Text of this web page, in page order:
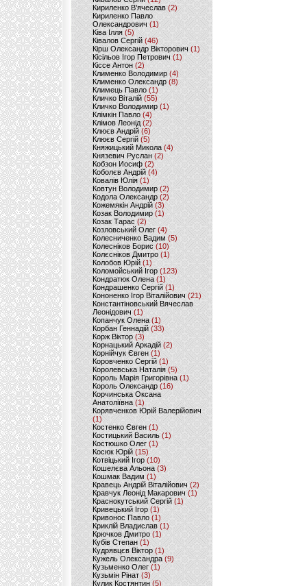
Кириленко В’ячеслав (2)
Кириленко Павло
Олександрович (1)
Ківа Ілля (5)
Ківалов Сергій(46)
Кірш Олександр Вікторович (1)
Кісільов Ігор Петрович (1)
Кіссе Антон (2)
Клименко Володимир(4)
Клименко Олександр (8)
Климець Павло (1)
Кличко Віталій(55)
Кличко Володимир (1)
Клімкін Павло (4)
Клімов Леонід(2)
Клюєв Андрій(6)
Клюєв Сергій (5)
Княжицький Микола(4)
Князевич Руслан (2)
Кобзон Иосиф(2)
Коболєв Андрій (4)
Ковалів Юлія(1)
Ковтун Володимир (2)
Кодола Олександр (2)
Кожемякін Андрій (3)
Козак Володимир (1)
Козак Тарас (2)
Козловський Олег(4)
Колесниченко Вадим (5)
Колесніков Борис (10)
Колєсніков Дмитро (1)
Колобов Юрій (1)
Коломойський Ігор (123)
Кондратюк Олена(1)
Кондрашенко Сергій (1)
Кононенко Ігор Віталійович (21)
Константіновський Вячеслав
Леонідович (1)
Копанчук Олена (1)
Корбан Геннадій (33)
Корж Віктор (3)
Корнацький Аркадій (2)
Корнійчук Євген (1)
Коровченко Сергій (1)
Королевська Наталія(5)
Король Марія Григорівна (1)
Король Олександр (16)
Корчинська Оксана
Анатоліївна (1)
Корявченков Юрій Валерійович
(1)
Костенко Євген (1)
Костицький Василь (1)
Костюшко Олег (1)
Косюк Юрій (15)
Котвіцький Ігор (10)
Кошелєва Альона(3)
Кошмак Вадим (1)
Кравець Андрій Віталійович (2)
Кравчук Леонід Макарович (1)
Краснокутський Сергій (1)
Кривецький Ігор (1)
Кривонос Павло (1)
Криклій Владислав (1)
Крючков Дмитро(1)
Кубів Степан(1)
Кудрявцєв Віктор (1)
Кужель Олександра (9)
Кузьменко Олег (1)
Кузьмін Рінат(3)
Кулик Костянтин(5)